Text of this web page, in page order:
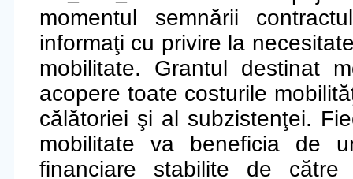
momentul semnării
informaţi cu privire la
mobilitate. Grantul destinat
acopere toate costurile
călătoriei şi al subzistenţei.
mobilitate va beneficia de
financiare stabilite de către